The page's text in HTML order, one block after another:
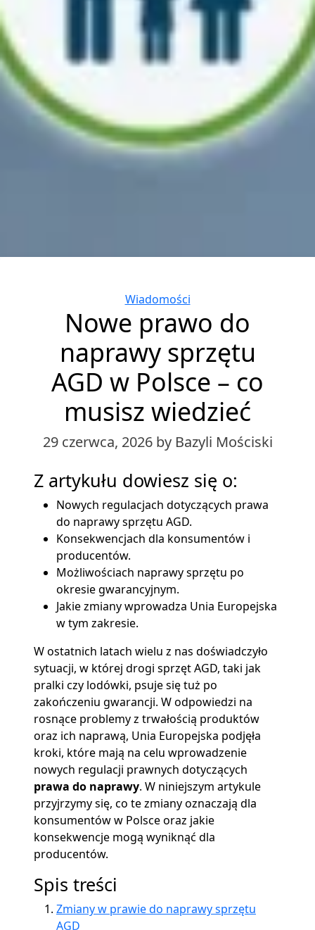
Categories
Wiadomości
Nowe prawo do
naprawy sprzętu
AGD w Polsce – co
musisz wiedzieć
29 czerwca, 2026 by Bazyli Mościski
Z artykułu dowiesz się o:
Nowych regulacjach dotyczących prawa
do naprawy sprzętu AGD.
Konsekwencjach dla konsumentów i
producentów.
Możliwościach naprawy sprzętu po
okresie gwarancyjnym.
Jakie zmiany wprowadza Unia Europejska
w tym zakresie.
W ostatnich latach wielu z nas doświadczyło
sytuacji, w której drogi sprzęt AGD, taki jak
pralki czy lodówki, psuje się tuż po
zakończeniu gwarancji. W odpowiedzi na
rosnące problemy z trwałością produktów
oraz ich naprawą, Unia Europejska podjęła
kroki, które mają na celu wprowadzenie
nowych regulacji prawnych dotyczących
prawa do naprawy. W niniejszym artykule
przyjrzymy się, co te zmiany oznaczają dla
konsumentów w Polsce oraz jakie
konsekwencje mogą wyniknąć dla
producentów.
Spis treści
Zmiany w prawie do naprawy sprzętu
AGD